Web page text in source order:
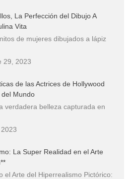
La Perfección del Dibujo A
Vita
de mujeres dibujados a lápiz
29, 2023
de las Actrices de Hollywood
del Mundo
verdadera belleza capturada en
La Super Realidad en el Arte
el Arte del Hiperrealismo Pictórico: